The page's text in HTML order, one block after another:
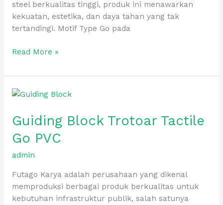
steel berkualitas tinggi, produk ini menawarkan
kekuatan, estetika, dan daya tahan yang tak
tertandingi. Motif Type Go pada
Read More »
Guiding Block Trotoar Tactile
Go PVC
admin
Futago Karya adalah perusahaan yang dikenal
memproduksi berbagai produk berkualitas untuk
kebutuhan infrastruktur publik, salah satunya
Guiding
Trotoar
Go
PVC